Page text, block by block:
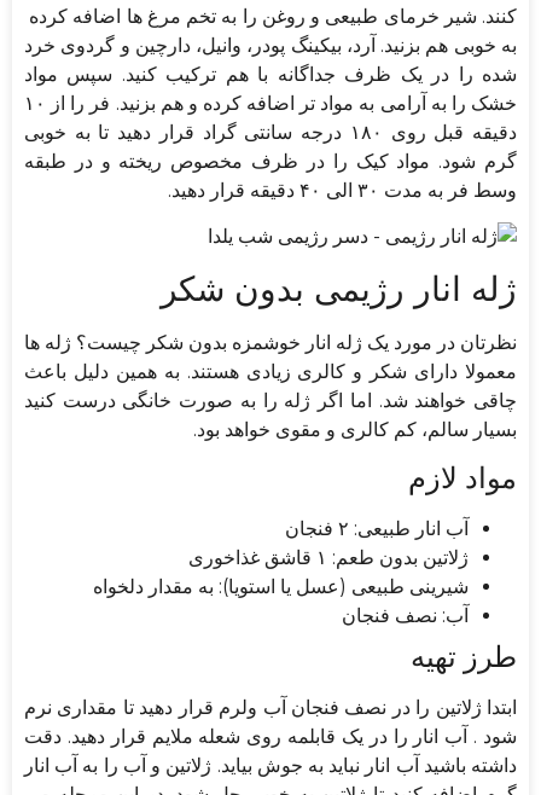
کنند. شیر خرمای طبیعی و روغن را به تخم مرغ ها اضافه کرده
به خوبی هم بزنید. آرد، بیکینگ پودر، وانیل، دارچین و گردوی خرد
شده را در یک ظرف جداگانه با هم ترکیب کنید. سپس مواد
خشک را به آرامی به مواد تر اضافه کرده و هم بزنید. فر را از ۱۰
دقیقه قبل روی ۱۸۰ درجه سانتی گراد قرار دهید تا به خوبی
گرم شود. مواد کیک را در ظرف مخصوص ریخته و در طبقه
وسط فر به مدت ۳۰ الی ۴۰ دقیقه قرار دهید.
ژله انار رژیمی بدون شکر
نظرتان در مورد یک ژله انار خوشمزه بدون شکر چیست؟ ژله ها
معمولا دارای شکر و کالری زیادی هستند. به همین دلیل باعث
چاقی خواهند شد. اما اگر ژله را به صورت خانگی درست کنید
بسیار سالم، کم کالری و مقوی خواهد بود.
مواد لازم
آب انار طبیعی: ۲ فنجان
ژلاتین بدون طعم: ۱ قاشق غذاخوری
شیرینی طبیعی (عسل یا استویا): به مقدار دلخواه
آب: نصف فنجان
طرز تهیه
ابتدا ژلاتین را در نصف فنجان آب ولرم قرار دهید تا مقداری نرم
شود . آب انار را در یک قابلمه روی شعله ملایم قرار دهید. دقت
داشته باشید آب انار نباید به جوش بیاید. ژلاتین و آب را به آب انار